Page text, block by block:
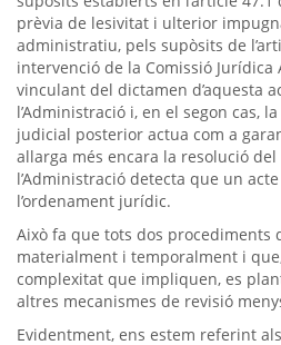
prèvia de lesivitat i ulterior
administratiu, pels supòsits de
intervenció de la Comissió Jurídica
vinculant del dictamen d’aquesta
l’Administració i, en el segon cas,
judicial posterior actua com a
allarga més encara la resolució
l’Administració detecta que un
l’ordenament jurídic.
Això fa que tots dos procediments
materialment i temporalment i
complexitat que impliquen, es
altres mecanismes de revisió
Evidentment, ens estem referint